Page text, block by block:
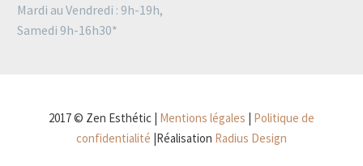
Mardi au Vendredi : 9h-19h,
Samedi 9h-16h30*
2017 © Zen Esthétic | Mentions légales
Politique de
confidentialité |Réalisation Radius Design